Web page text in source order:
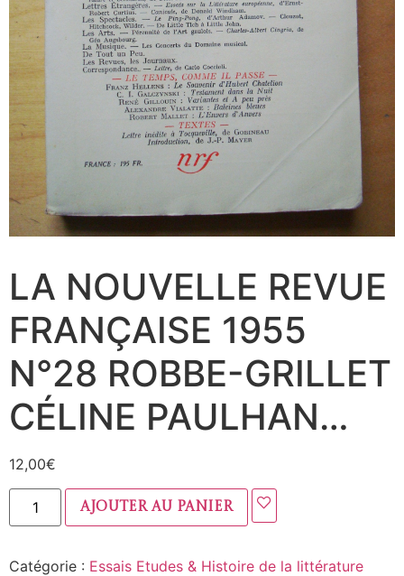
LA NOUVELLE REVUE
FRANÇAISE 1955
N°28 ROBBE-GRILLET
CÉLINE PAULHAN…
12,00€
Ajouter au panier
Catégorie : Essais Etudes & Histoire de la littérature